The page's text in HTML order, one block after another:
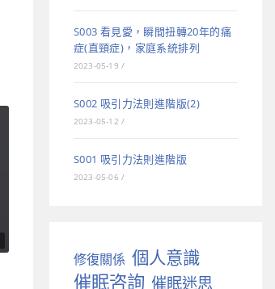
S003 看見愛，瞬間扭轉20年的痛
症(直頸症)，家庭系統排列
2023-05-19 /
S002 吸引力法則進階版(2)
2023-05-12 /
S001 吸引力法則進階版
2023-05-06 /
修復關係 個人意識
催眠咨詢 催眠迷思